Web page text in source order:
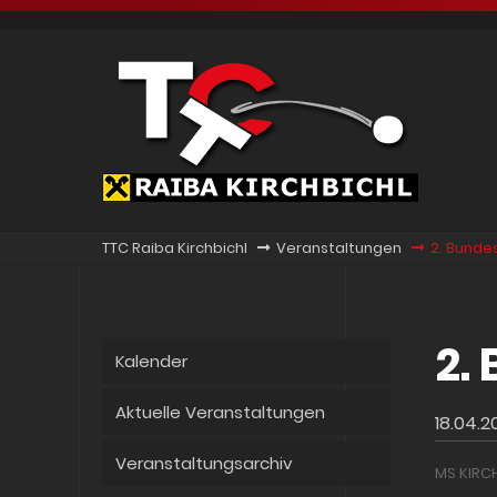
TTC Raiba Kirchbichl Veranstaltungen 2.
2.
MS
Kalender
Aktuelle Veranstaltungen
Veranstaltungsarchiv